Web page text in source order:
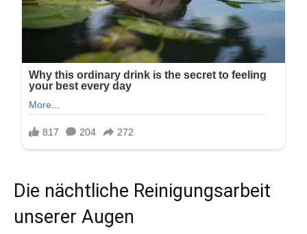
Die nächtliche Reinigungsarbeit
unserer Augen